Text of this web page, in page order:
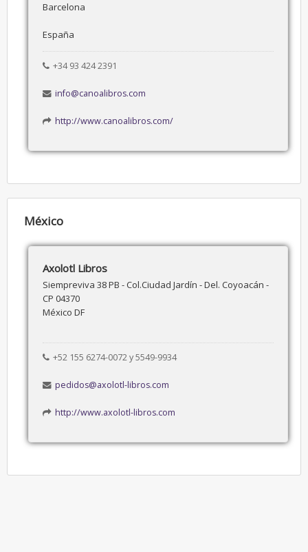
Barcelona
España
+34 93 424 2391
info@canoalibros.com
http://www.canoalibros.com/
México
Axolotl Libros
Siempreviva 38 PB - Col.Ciudad Jardín - Del. Coyoacán -
CP 04370
México DF
+52 155 6274-0072 y 5549-9934
pedidos@axolotl-libros.com
http://www.axolotl-libros.com